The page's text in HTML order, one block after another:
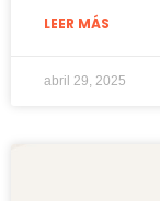
LEER MÁS
abril 29, 2025